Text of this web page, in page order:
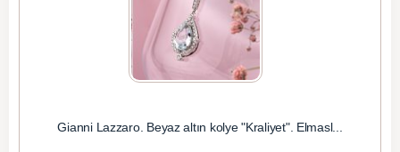
Gianni Lazzaro. Beyaz altın kolye "Kraliyet". Elmasl...